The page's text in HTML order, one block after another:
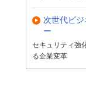
次世代ビ
ー
セキュリティ強
る企業変革